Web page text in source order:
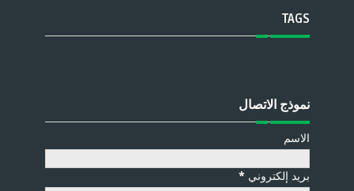
TAGS
نموذج الاتصال
الاسم
بريد إلكتروني *